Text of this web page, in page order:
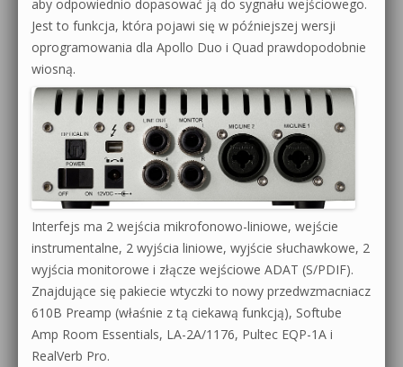
aby odpowiednio dopasować ją do sygnału wejściowego.
Jest to funkcja, która pojawi się w późniejszej wersji
oprogramowania dla Apollo Duo i Quad prawdopodobnie
wiosną.
Interfejs ma 2 wejścia mikrofonowo-liniowe, wejście
instrumentalne, 2 wyjścia liniowe, wyjście słuchawkowe, 2
wyjścia monitorowe i złącze wejściowe ADAT (S/PDIF).
Znajdujące się pakiecie wtyczki to nowy przedwzmacniacz
610B Preamp (właśnie z tą ciekawą funkcją), Softube
Amp Room Essentials, LA-2A/1176, Pultec EQP-1A i
RealVerb Pro.